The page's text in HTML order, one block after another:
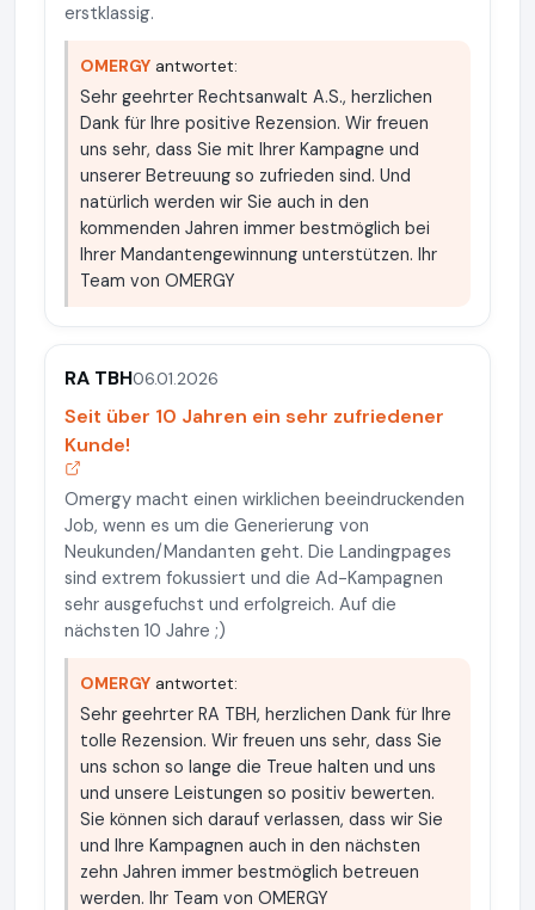
erstklassig.
OMERGY antwortet:
Sehr geehrter Rechtsanwalt A.S., herzlichen
Dank für Ihre positive Rezension. Wir freuen
uns sehr, dass Sie mit Ihrer Kampagne und
unserer Betreuung so zufrieden sind. Und
natürlich werden wir Sie auch in den
kommenden Jahren immer bestmöglich bei
Ihrer Mandantengewinnung unterstützen. Ihr
Team von OMERGY
RA TBH06.01.2026
Seit über 10 Jahren ein sehr zufriedener
Kunde!
Omergy macht einen wirklichen beeindruckenden
Job, wenn es um die Generierung von
Neukunden/Mandanten geht. Die Landingpages
sind extrem fokussiert und die Ad-Kampagnen
sehr ausgefuchst und erfolgreich. Auf die
nächsten 10 Jahre ;)
OMERGY antwortet:
Sehr geehrter RA TBH, herzlichen Dank für Ihre
tolle Rezension. Wir freuen uns sehr, dass Sie
uns schon so lange die Treue halten und uns
und unsere Leistungen so positiv bewerten.
Sie können sich darauf verlassen, dass wir Sie
und Ihre Kampagnen auch in den nächsten
zehn Jahren immer bestmöglich betreuen
werden. Ihr Team von OMERGY